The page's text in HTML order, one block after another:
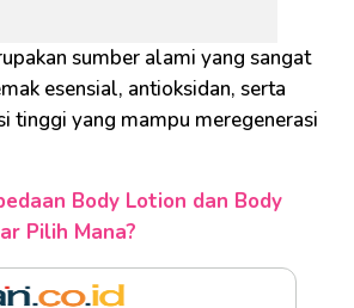
sumber alami yang sangat
esensial, antioksidan, serta
tinggi yang mampu meregenerasi
Body Lotion dan Body
Pilih Mana?